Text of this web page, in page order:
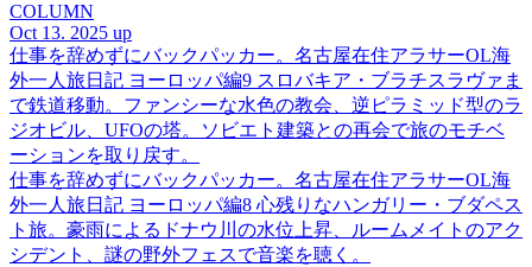
COLUMN
Oct 13. 2025 up
仕事を辞めずにバックパッカー。名古屋在住アラサーOL海
外一人旅日記 ヨーロッパ編9 スロバキア・ブラチスラヴァま
で鉄道移動。ファンシーな水色の教会、逆ピラミッド型のラ
ジオビル、UFOの塔。ソビエト建築との再会で旅のモチベ
ーションを取り戻す。
仕事を辞めずにバックパッカー。名古屋在住アラサーOL海
外一人旅日記 ヨーロッパ編8 心残りなハンガリー・ブダペス
ト旅。豪雨によるドナウ川の水位上昇、ルームメイトのアク
シデント、謎の野外フェスで音楽を聴く。